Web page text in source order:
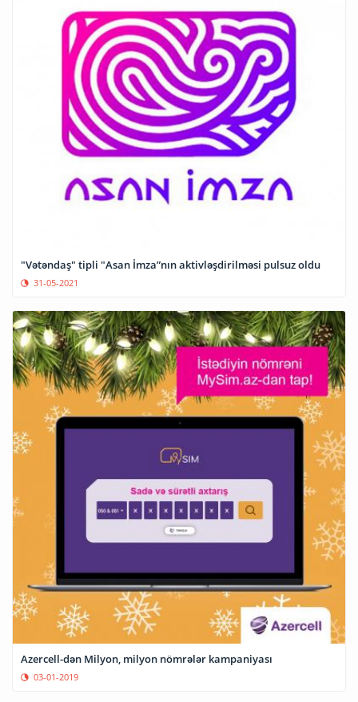
"Vətəndaş" tipli "Asan İmza”nın aktivləşdirilməsi pulsuz oldu
31-05-2021
Azercell-dən Milyon, milyon nömrələr kampaniyası
03-01-2019